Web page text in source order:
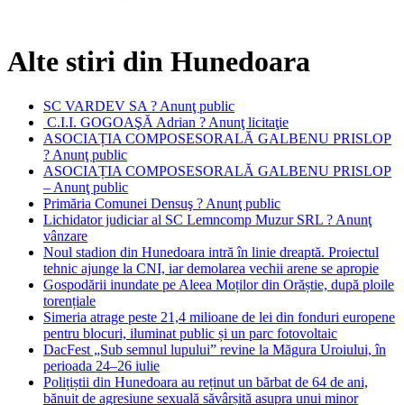
Alte stiri din Hunedoara
SC VARDEV SA ? Anunţ public
C.I.I. GOGOAŞĂ Adrian ? Anunţ licitaţie
ASOCIAȚIA COMPOSESORALĂ GALBENU PRISLOP
? Anunţ public
ASOCIAȚIA COMPOSESORALĂ GALBENU PRISLOP
– Anunţ public
Primăria Comunei Densuş ? Anunţ public
Lichidator judiciar al SC Lemncomp Muzur SRL ? Anunţ
vânzare
Noul stadion din Hunedoara intră în linie dreaptă. Proiectul
tehnic ajunge la CNI, iar demolarea vechii arene se apropie
Gospodării inundate pe Aleea Moților din Orăștie, după ploile
torențiale
Simeria atrage peste 21,4 milioane de lei din fonduri europene
pentru blocuri, iluminat public și un parc fotovoltaic
DacFest „Sub semnul lupului” revine la Măgura Uroiului, în
perioada 24–26 iulie
Polițiștii din Hunedoara au reținut un bărbat de 64 de ani,
bănuit de agresiune sexuală săvârșită asupra unui minor